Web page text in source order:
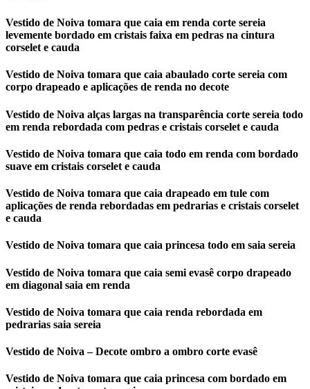
Vestido de Noiva tomara que caia em renda corte sereia
levemente bordado em cristais faixa em pedras na cintura
corselet e cauda
Vestido de Noiva tomara que caia abaulado corte sereia com
corpo drapeado e aplicações de renda no decote
Vestido de Noiva alças largas na transparência corte sereia todo
em renda rebordada com pedras e cristais corselet e cauda
Vestido de Noiva tomara que caia todo em renda com bordado
suave em cristais corselet e cauda
Vestido de Noiva tomara que caia drapeado em tule com
aplicações de renda rebordadas em pedrarias e cristais corselet
e cauda
Vestido de Noiva tomara que caia princesa todo em saia sereia
Vestido de Noiva tomara que caia semi evasê corpo drapeado
em diagonal saia em renda
Vestido de Noiva tomara que caia renda rebordada em
pedrarias saia sereia
Vestido de Noiva – Decote ombro a ombro corte evasê
Vestido de Noiva tomara que caia princesa com bordado em